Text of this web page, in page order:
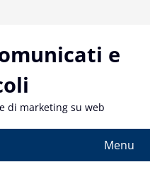
e
di marketing su web
Menu